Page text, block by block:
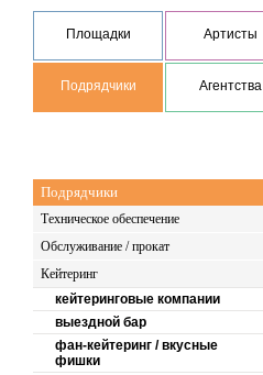
Площадки Артисты
Подрядчики Агентства
Подрядчики
Техническое обеспечение
Обслуживание / прокат
Кейтеринг
кейтеринговые компании
выездной бар
фан-кейтеринг / вкусные
фишки